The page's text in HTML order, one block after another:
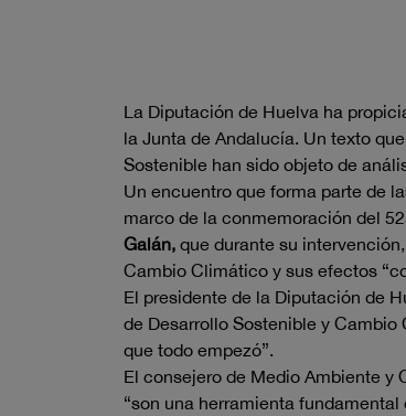
La Diputación de Huelva ha
la Junta de Andalucía. Un texto
Sostenible han sido objeto de
Un encuentro que forma parte de
marco de la conmemoración del
Galán, que durante su
Cambio Climático y sus efectos
El presidente de la Diputación de
de Desarrollo Sostenible y
que todo empezó”.
El consejero de Medio Ambiente y
“son una herramienta